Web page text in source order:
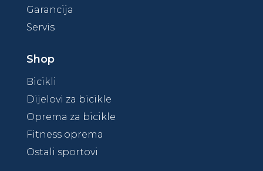
Garancija
Servis
Shop
Bicikli
Dijelovi za bicikle
Oprema za bicikle
Fitness oprema
Ostali sportovi